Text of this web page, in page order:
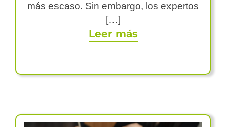
más escaso. Sin embargo, los expertos
[…]
Leer más